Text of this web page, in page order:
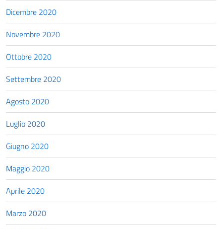
Dicembre 2020
Novembre 2020
Ottobre 2020
Settembre 2020
Agosto 2020
Luglio 2020
Giugno 2020
Maggio 2020
Aprile 2020
Marzo 2020